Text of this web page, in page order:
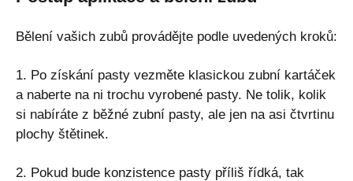
Bělení vašich zubů provádějte podle uvedených kroků:
1. Po získání pasty vezměte klasickou zubní kartáček
a naberte na ni trochu vyrobené pasty. Ne tolik, kolik
si nabíráte z běžné zubní pasty, ale jen na asi čtvrtinu
plochy štětinek.
2. Pokud bude konzistence pasty příliš řídká, tak